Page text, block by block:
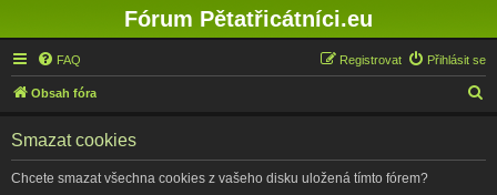
Fórum Pětatřicátníci.eu
FAQ Přihlásit se
Registrovat
Obsah fóra
Smazat cookies
Chcete smazat všechna cookies z vašeho disku uložená tímto fórem?